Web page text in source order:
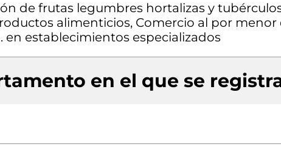
de frutas legumbres hortalizas y
alimenticios, Comercio al por menor
establecimientos especializados
en el que se